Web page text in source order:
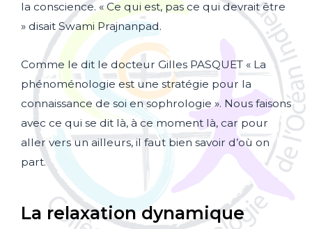
la conscience. « Ce qui est, pas ce qui devrait être
» disait Swami Prajnanpad.
Comme le dit le docteur Gilles PASQUET « La
phénoménologie est une stratégie pour la
connaissance de soi en sophrologie ». Nous faisons
avec ce qui se dit là, à ce moment là, car pour
aller vers un ailleurs, il faut bien savoir d’où on
part.
La relaxation dynamique